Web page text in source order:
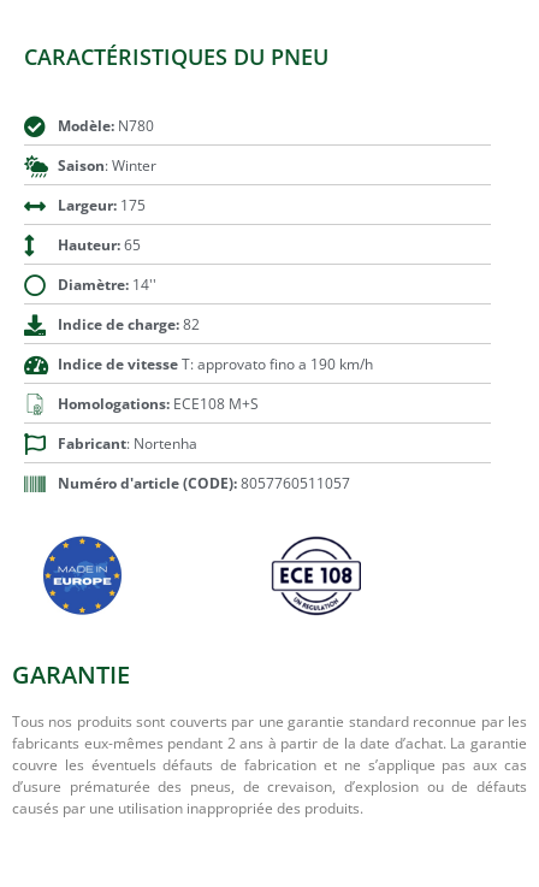
CARACTÉRISTIQUES DU PNEU
Modèle:N780
Saison: Winter
Largeur:175
Hauteur:65
Diamètre:14''
Indice de charge:82
Indice de vitesseT: approvato fino a 190 km/h
Homologations:ECE108 M+S
Fabricant: Nortenha
Numéro d'article (CODE):8057760511057
GARANTIE
Tous nos produits sont couverts par une garantie standard reconnue par les
fabricants eux-mêmes pendant 2 ans à partir de la date d’achat. La garantie
couvre les éventuels défauts de fabrication et ne s’applique pas aux cas
d’usure prématurée des pneus, de crevaison, d’explosion ou de défauts
causés par une utilisation inappropriée des produits.